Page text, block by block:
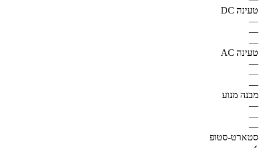
טעינה DC
—
—
—
טעינה AC
—
—
—
מבנה מנוע
—
—
—
סטארט-סטופ